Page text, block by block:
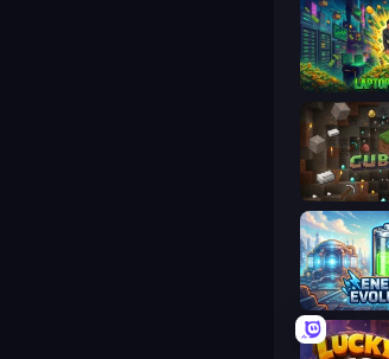
Laptop
Cubidle
Energy